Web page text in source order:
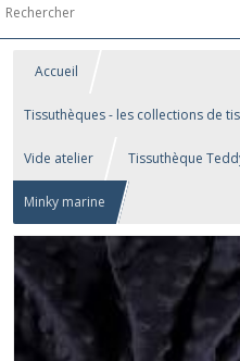
Accueil
Tissuthèques - les collections de
Vide atelier Tissuthèque
Minky marine